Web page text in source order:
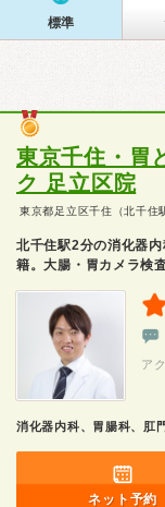
標準
東京千住・胃
ク 足立区院
東京都足立区千住（北千住
北千住駅2分の消化器
籍。大腸・胃カメラ検
ア
消化器内科、胃腸科、肛
ネット予約